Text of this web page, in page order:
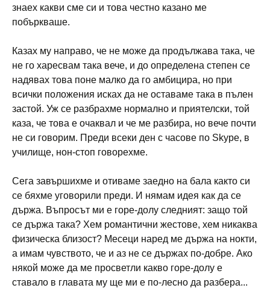
знаех какви сме си и това честно казано ме
побъркваше.
Казах му направо, че не може да продължава така, че
не го харесвам така вече, и до определена степен се
надявах това поне малко да го амбицира, но при
всички положения исках да не оставаме така в пълен
застой. Уж се разбрахме нормално и приятелски, той
каза, че това е очаквал и че ме разбира, но вече почти
не си говорим. Преди всеки ден с часове по Skype, в
училище, нон-стоп говорехме.
Сега завършихме и отиваме заедно на бала както си
се бяхме уговорили преди. И нямам идея как да се
държа. Въпросът ми е горе-долу следният: защо той
се държа така? Хем романтични жестове, хем никаква
физическа близост? Месеци наред ме държа на нокти,
а имам чувството, че и аз не се държах по-добре. Ако
някой може да ме просветли какво горе-долу е
ставало в главата му ще ми е по-лесно да разбера...